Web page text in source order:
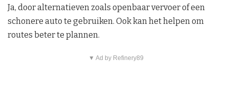
Ja, door alternatieven zoals openbaar vervoer of een
schonere auto te gebruiken. Ook kan het helpen om
routes beter te plannen.
▼ Ad by Refinery89